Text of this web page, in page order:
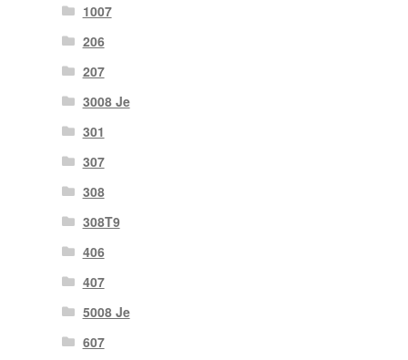
1007
206
207
3008 Je
301
307
308
308T9
406
407
5008 Je
607